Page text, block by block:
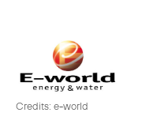
Credits: e-world